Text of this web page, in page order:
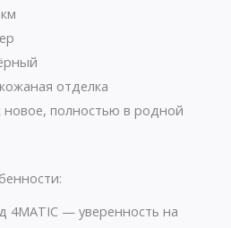
отделка
полностью в родной
4MATIC — уверенность на